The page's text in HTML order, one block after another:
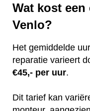
Wat kost
Venlo?
Het gemiddelde
reparatie varieert
€45,- per uur.
Dit tarief kan